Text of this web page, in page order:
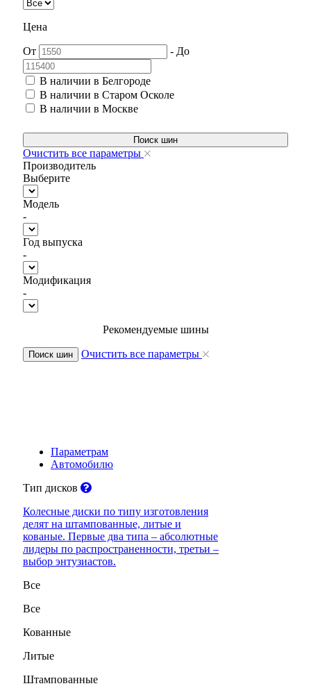
Цена
От - До
В наличии в Белгороде
В наличии в Старом Осколе
В наличии в Москве
Поиск шин
Очистить все параметры
Производитель
Выберите
Модель
-
Год выпуска
-
Модификация
-
Рекомендуемые шины
Поиск шин Очистить все параметры
Параметрам
Автомобилю
Тип дисков
Колесные диски по типу изготовления
делят на штампованные, литые и
кованые. Первые два типа – абсолютные
лидеры по распространенности, третьи –
выбор энтузиастов.
Все
Все
Кованные
Литые
Штампованные